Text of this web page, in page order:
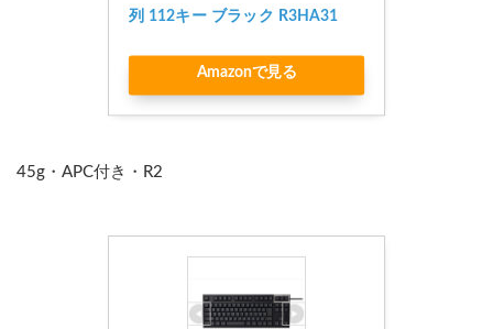
列 112キー ブラック R3HA31
Amazonで見る
45g・APC付き・R2